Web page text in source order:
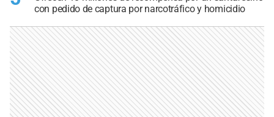
con pedido de captura por narcotráfico y homicidio